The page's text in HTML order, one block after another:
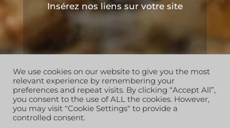
Insérez nos liens sur votre site
Copyright © 2019 les ruchers de l'apiculteur . Tous
droits réservés
We use cookies on our website to give you the most
relevant experience by remembering your
preferences and repeat visits. By clicking “Accept All”,
you consent to the use of ALL the cookies. However,
you may visit "Cookie Settings" to provide a
controlled consent.